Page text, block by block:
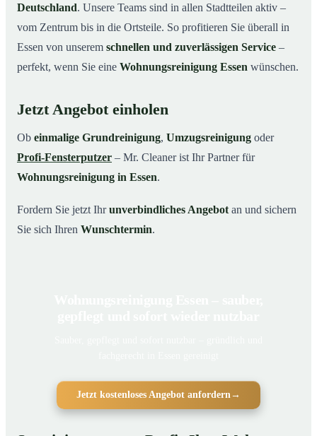
Deutschland. Unsere Teams sind in allen Stadtteilen aktiv –
vom Zentrum bis in die Ortsteile. So profitieren Sie überall in
Essen von unserem schnellen und zuverlässigen Service –
perfekt, wenn Sie eine Wohnungsreinigung Essen wünschen.
Jetzt Angebot einholen
Ob einmalige Grundreinigung, Umzugsreinigung oder
Profi-Fensterputzer – Mr. Cleaner ist Ihr Partner für
Wohnungsreinigung in Essen.
Fordern Sie jetzt Ihrunverbindliches Angebot an und sichern
Sie sich Ihren Wunschtermin.
Jetzt kostenloses Angebot anfordern →